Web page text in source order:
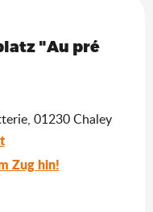
"Au pré
01230 Chaley
Zug hin!